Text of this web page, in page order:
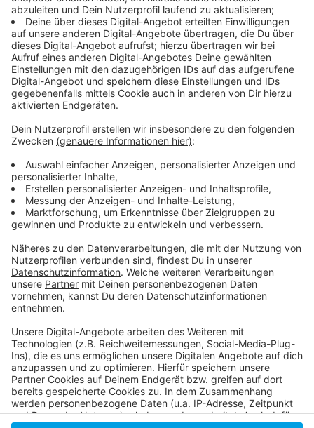
ausgeglichenen Bilanz von zwei Siegen und zwei
Niederlagen nach Duisburg. Spielbeginn in der
Schauinsland-Reisen Arena ist um 18 Uhr.
Anzeige
Weitere Infos und Links zum Thema:
Anzeige
Das sind die Hamburg Sea Devils
Hier geht es zu den Düsseldorf Panthern
Flag Football in Düsseldorf
Anzeige
Anzeige